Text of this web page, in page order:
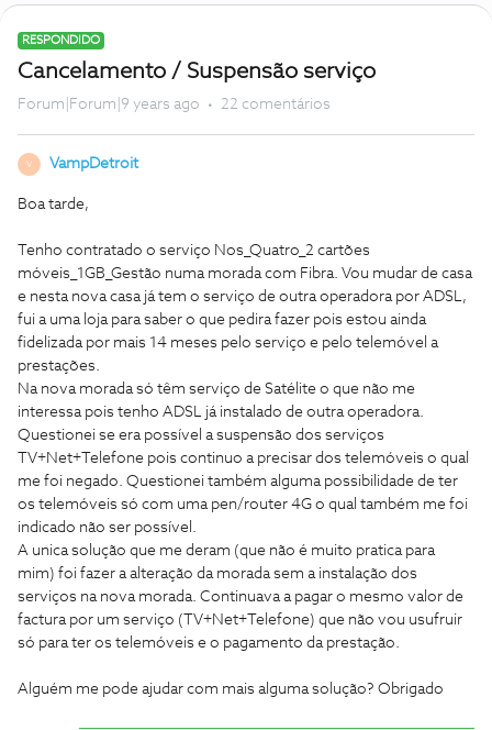
RESPONDIDO
Cancelamento / Suspensão serviço
Forum|Forum|9 years ago 22 comentários
V VampDetroit
Boa tarde,
Tenho contratado o serviço Nos_Quatro_2 cartões
móveis_1GB_Gestão numa morada com Fibra. Vou mudar de casa
e nesta nova casa já tem o serviço de outra operadora por ADSL,
fui a uma loja para saber o que pedira fazer pois estou ainda
fidelizada por mais 14 meses pelo serviço e pelo telemóvel a
prestações.
Na nova morada só têm serviço de Satélite o que não me
interessa pois tenho ADSL já instalado de outra operadora.
Questionei se era possível a suspensão dos serviços
TV+Net+Telefone pois continuo a precisar dos telemóveis o qual
me foi negado. Questionei também alguma possibilidade de ter
os telemóveis só com uma pen/router 4G o qual também me foi
indicado não ser possível.
A unica solução que me deram (que não é muito pratica para
mim) foi fazer a alteração da morada sem a instalação dos
serviços na nova morada. Continuava a pagar o mesmo valor de
factura por um serviço (TV+Net+Telefone) que não vou usufruir
só para ter os telemóveis e o pagamento da prestação.
Alguém me pode ajudar com mais alguma solução? Obrigado